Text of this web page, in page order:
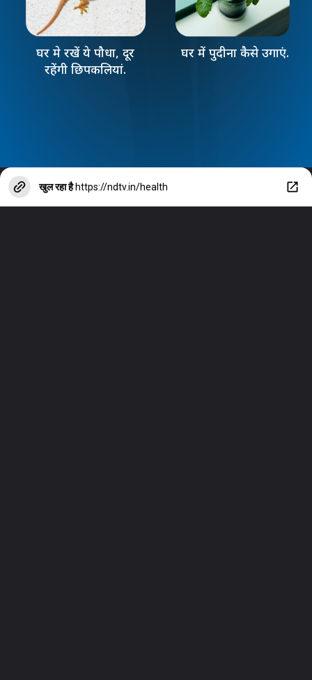
घर मे रखें ये पौधा, दूर
रहेंगी छिपकलियां.
घर में पुदीना कैसे उगाएं.
खुल रहा है https://ndtv.in/health